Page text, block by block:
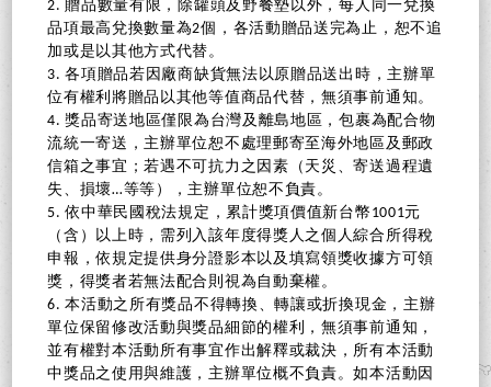
2. 贈品數量有限，除罐頭及野餐墊以外，每人同一兌換
品項最高兌換數量為2個，各活動贈品送完為止，恕不追
加或是以其他方式代替。
3. 各項贈品若因廠商缺貨無法以原贈品送出時，主辦單
位有權利將贈品以其他等值商品代替，無須事前通知。
4. 獎品寄送地區僅限為台灣及離島地區，包裹為配合物
流統一寄送，主辦單位恕不處理郵寄至海外地區及郵政
信箱之事宜；若遇不可抗力之因素（天災、寄送過程遺
失、損壞…等等），主辦單位恕不負責。
5. 依中華民國稅法規定，累計獎項價值新台幣1001元
（含）以上時，需列入該年度得獎人之個人綜合所得稅
申報，依規定提供身分證影本以及填寫領獎收據方可領
獎，得獎者若無法配合則視為自動棄權。
6. 本活動之所有獎品不得轉換、轉讓或折換現金，主辦
單位保留修改活動與獎品細節的權利，無須事前通知，
並有權對本活動所有事宜作出解釋或裁決，所有本活動
中獎品之使用與維護，主辦單位概不負責。如本活動因